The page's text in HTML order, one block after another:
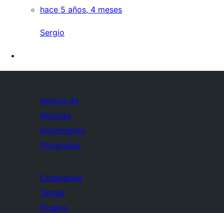
hace 5 años, 4 meses
Sergio
Acerca de
Noticias
Alojamiento
Privacidad
Escaparate
Temas
Plugins